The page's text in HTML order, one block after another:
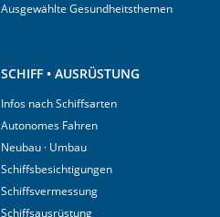
Ausgewählte Gesundheitsthemen
SCHIFF • AUSRÜSTUNG
Infos nach Schiffsarten
Autonomes Fahren
Neubau · Umbau
Schiffsbesichtigungen
Schiffsvermessung
Schiffsausrüstung